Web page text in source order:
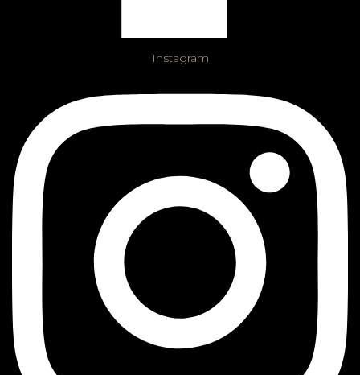
Instagram